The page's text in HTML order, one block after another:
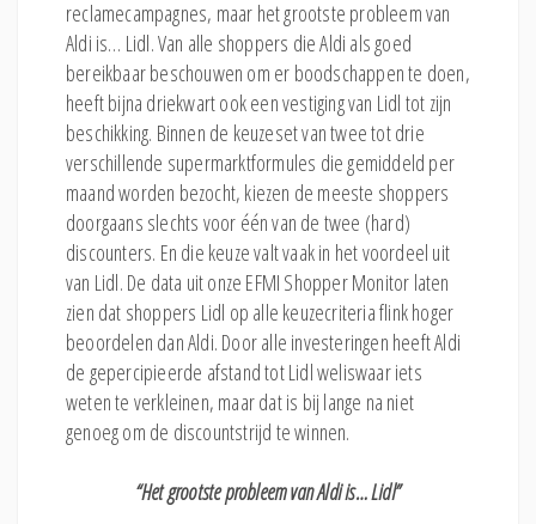
reclamecampagnes, maar het grootste probleem van
Aldi is… Lidl. Van alle shoppers die Aldi als goed
bereikbaar beschouwen om er boodschappen te doen,
heeft bijna driekwart ook een vestiging van Lidl tot zijn
beschikking. Binnen de keuzeset van twee tot drie
verschillende supermarktformules die gemiddeld per
maand worden bezocht, kiezen de meeste shoppers
doorgaans slechts voor één van de twee (hard)
discounters. En die keuze valt vaak in het voordeel uit
van Lidl. De data uit onze EFMI Shopper Monitor laten
zien dat shoppers Lidl op alle keuzecriteria flink hoger
beoordelen dan Aldi. Door alle investeringen heeft Aldi
de gepercipieerde afstand tot Lidl weliswaar iets
weten te verkleinen, maar dat is bij lange na niet
genoeg om de discountstrijd te winnen.
“Het grootste probleem van Aldi is… Lidl”